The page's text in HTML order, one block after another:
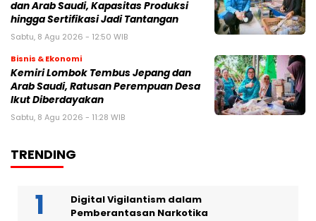
dan Arab Saudi, Kapasitas Produksi
hingga Sertifikasi Jadi Tantangan
Sabtu, 8 Agu 2026 - 12:50 WIB
Bisnis & Ekonomi
Kemiri Lombok Tembus Jepang dan
Arab Saudi, Ratusan Perempuan Desa
Ikut Diberdayakan
Sabtu, 8 Agu 2026 - 11:28 WIB
TRENDING
Digital Vigilantism dalam
Pemberantasan Narkotika